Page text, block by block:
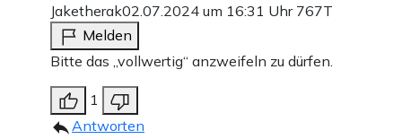
Jaketherak02.07.2024 um 16:31 Uhr 767T
Melden
Bitte das „vollwertig“ anzweifeln zu dürfen.
1
Antworten